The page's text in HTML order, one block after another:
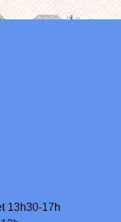
13h30-17h